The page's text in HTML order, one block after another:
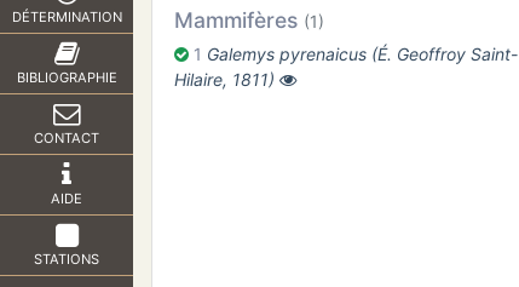
DÉTERMINATION
BIBLIOGRAPHIE
CONTACT
AIDE
STATIONS
Mammifères (1)
1 Galemys pyrenaicus (É. Geoffroy Saint-
Hilaire, 1811)